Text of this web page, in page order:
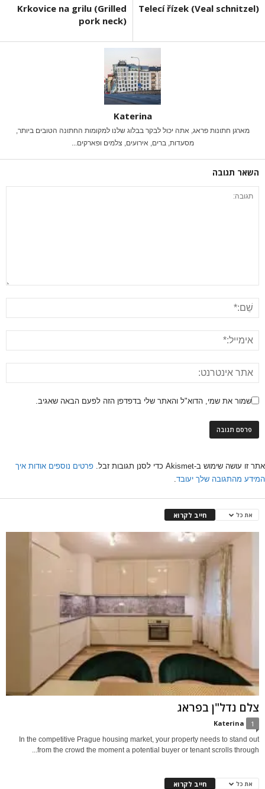
Krkovice na grilu (Grilled
pork neck)
Telecí řízek (Veal schnitzel)
Katerina
מארגן חתונות פראג, אתה יכול לבקר בבלוג שלנו למקומות החתונה הטובים ביותר,
מסעדות, ברים, אירועים, צלמים ופארקים...
השאר תגובה
שמור את שמי, הדוא"ל והאתר שלי בדפדפן הזה לפעם הבאה שאגיב.
אתר זו עושה שימוש ב-Akismet כדי לסנן תגובות זבל.
פרטים נוספים אודות איך
המידע מהתגובה שלך יעובד.
חייב לקרוא את כל
צלם נדל"ן בפראג
Katerina 1
In the competitive Prague housing market, your property needs to stand out
from the crowd the moment a potential buyer or tenant scrolls through...
חייב לקרוא את כל